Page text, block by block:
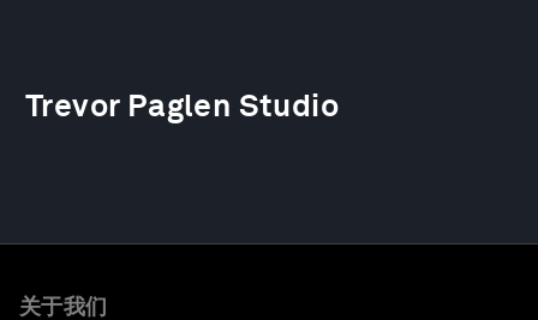
Trevor Paglen Studio
关于我们